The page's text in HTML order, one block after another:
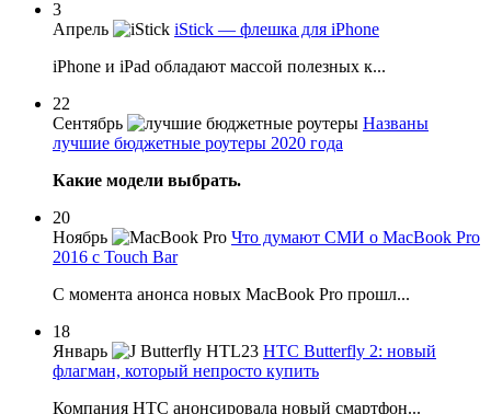
3
Апрель
iStick — флешка для iPhone
iPhone и iPad обладают массой полезных к...
22
Сентябрь
Названы
лучшие бюджетные роутеры 2020 года
Какие модели выбрать.
20
Ноябрь
Что думают СМИ о MacBook Pro
2016 с Touch Bar
С момента анонса новых MacBook Pro прошл...
18
Январь
HTC Butterfly 2: новый
флагман, который непросто купить
Компания HTC анонсировала новый смартфон...